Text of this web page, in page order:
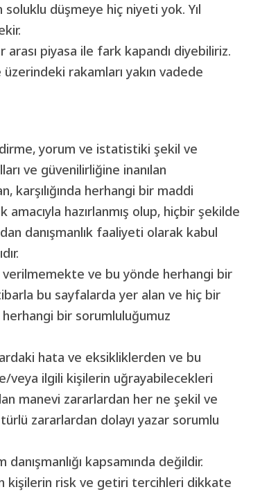
düşmeye hiç niyeti yok. Yıl
arası piyasa ile fark kapandı diyebiliriz.
üzerindeki rakamları yakın vadede
yorum ve istatistiki şekil ve
ve güvenilirliğine inanılan
karşılığında herhangi bir maddi
hazırlanmış olup, hiçbir şekilde
danışmanlık faaliyeti olarak kabul
verilmemekte ve bu yönde herhangi bir
bu sayfalarda yer alan ve hiç bir
bir sorumluluğumuz
hata ve eksikliklerden ve bu
veya ilgili kişilerin uğrayabilecekleri
manevi zararlardan her ne şekil ve
zararlardan dolayı yazar sorumlu
kapsamında değildir.
kişilerin risk ve getiri tercihleri dikkate